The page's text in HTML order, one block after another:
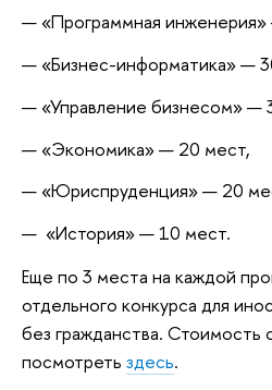
«Программная
«Бизнес-информатика» —
«Управление бизнесом» —
«Экономика» — 20 мест,
«Юриспруденция» — 20
«История» — 10 мест.
Еще по 3 места на каждой
отдельного конкурса для
без гражданства. Стоимость
посмотреть здесь.